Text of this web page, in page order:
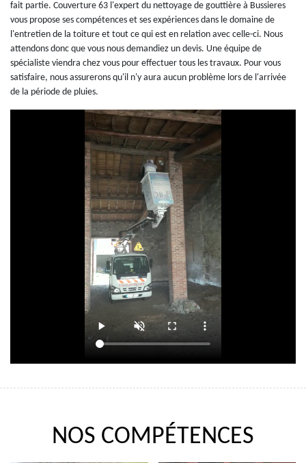
fait partie. Couverture 63 l'expert du nettoyage de gouttière à Bussieres
vous propose ses compétences et ses expériences dans le domaine de
l'entretien de la toiture et tout ce qui est en relation avec celle-ci. Nous
attendons donc que vous nous demandiez un devis. Une équipe de
spécialiste viendra chez vous pour effectuer tous les travaux. Pour vous
satisfaire, nous assurerons qu'il n'y aura aucun problème lors de l'arrivée
de la période de pluies.
NOS COMPÉTENCES